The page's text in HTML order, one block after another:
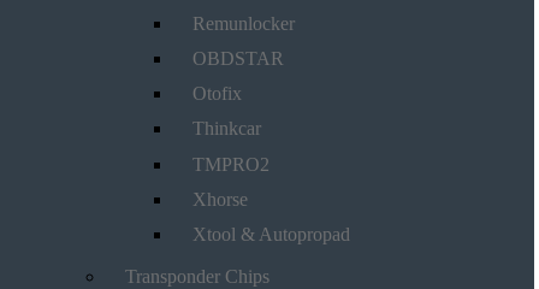
Remunlocker
OBDSTAR
Otofix
Thinkcar
TMPRO2
Xhorse
Xtool & Autopropad
Transponder Chips